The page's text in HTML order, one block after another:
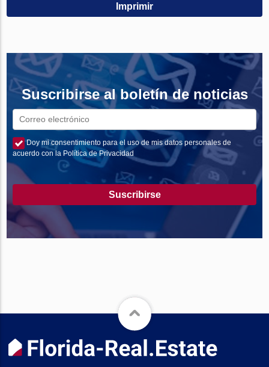
Imprimir
Suscribirse al boletín de noticias
Doy mi consentimiento para el uso de mis datos personales de
acuerdo con la Política de Privacidad
Suscribirse